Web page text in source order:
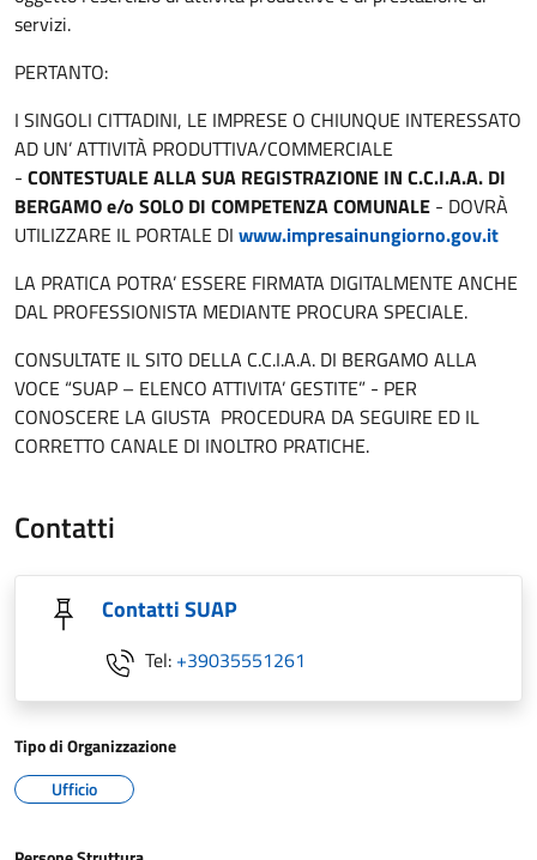
servizi.
PERTANTO:
I SINGOLI CITTADINI, LE IMPRESE O CHIUNQUE INTERESSATO
AD UN’ ATTIVITÀ PRODUTTIVA/COMMERCIALE
- CONTESTUALE ALLA SUA REGISTRAZIONE IN C.C.I.A.A. DI
BERGAMO e/o SOLO DI COMPETENZA COMUNALE - DOVRÀ
UTILIZZARE IL PORTALE DI www.impresainungiorno.gov.it
LA PRATICA POTRA’ ESSERE FIRMATA DIGITALMENTE ANCHE
DAL PROFESSIONISTA MEDIANTE PROCURA SPECIALE.
CONSULTATE IL SITO DELLA C.C.I.A.A. DI BERGAMO ALLA
VOCE “SUAP – ELENCO ATTIVITA’ GESTITE” - PER
CONOSCERE LA GIUSTA PROCEDURA DA SEGUIRE ED IL
CORRETTO CANALE DI INOLTRO PRATICHE.
Contatti
Contatti SUAP
Tel: +39035551261
Tipo di Organizzazione
Ufficio